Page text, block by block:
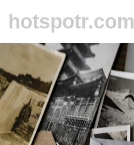
hotspotr.com